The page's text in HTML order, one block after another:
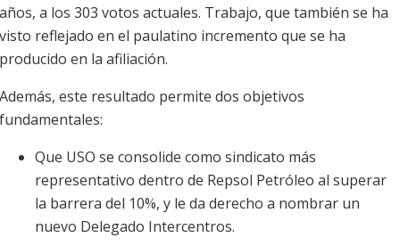
años, a los 303 votos actuales. Trabajo, que también se ha
visto reflejado en el paulatino incremento que se ha
producido en la afiliación.
Además, este resultado permite dos objetivos
fundamentales:
Que USO se consolide como sindicato más
representativo dentro de Repsol Petróleo al superar
la barrera del 10%, y le da derecho a nombrar un
nuevo Delegado Intercentros.